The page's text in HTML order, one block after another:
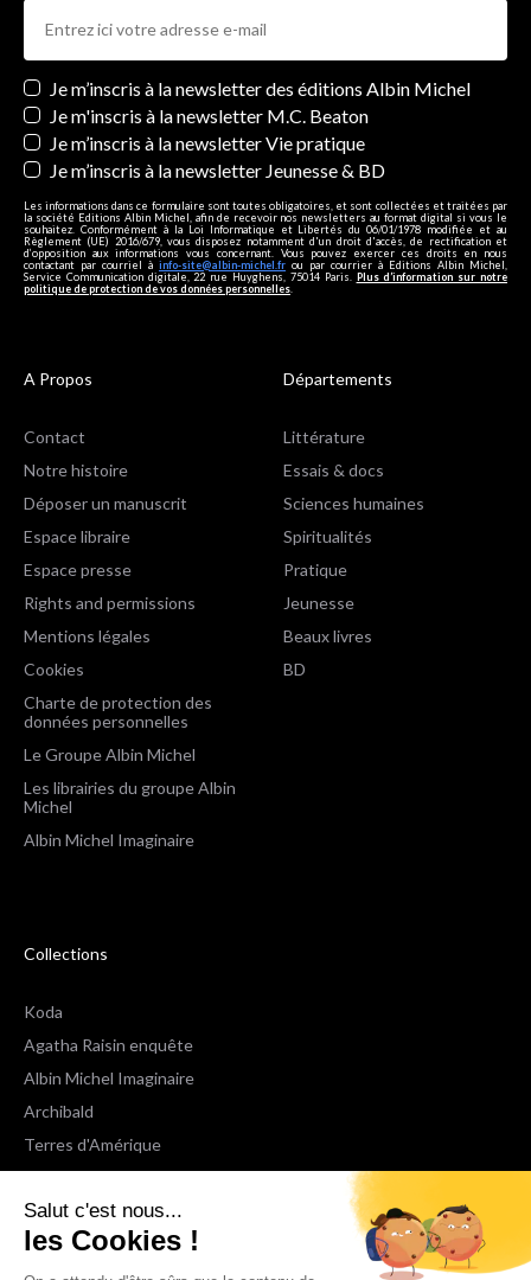
Salut c'est nous...
les Cookies !
Newsletters
Je m’inscris à la newsletter des éditions Albin Michel
Je m'inscris à la newsletter M.C. Beaton
Je m’inscris à la newsletter Vie pratique
Je m’inscris à la newsletter Jeunesse & BD
Les informations dans ce formulaire sont toutes obligatoires, et sont collectées et traitées par
la société Editions Albin Michel, afin de recevoir nos newsletters au format digital si vous le
souhaitez. Conformément à la Loi Informatique et Libertés du 06/01/1978 modifiée et au
Règlement (UE) 2016/679, vous disposez notamment d'un droit d'accès, de rectification et
d’opposition aux informations vous concernant. Vous pouvez exercer ces droits en nous
contactant par courriel à info-site@albin-michel.fr ou par courrier à Editions Albin Michel,
Service Communication digitale, 22 rue Huyghens, 75014 Paris. Plus d’information sur notre
politique de protection de vos données personnelles
A Propos
Contact
Notre histoire
Déposer un manuscrit
Espace libraire
Espace presse
Rights and permissions
Mentions légales
Cookies
Charte de protection des
données personnelles
Le Groupe Albin Michel
Les librairies du groupe Albin
Michel
Albin Michel Imaginaire
Départements
Littérature
Essais & docs
Sciences humaines
Spiritualités
Pratique
Jeunesse
Beaux livres
BD
Collections
Koda
Agatha Raisin enquête
Albin Michel Imaginaire
Archibald
Terres d'Amérique
Espaces Libres Poche
NOX
Wiz